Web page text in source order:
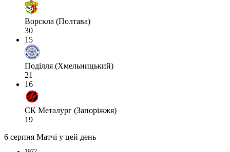
Ворскла (Полтава)
30
15
Поділля (Хмельницький)
21
16
СК Металург (Запоріжжя)
19
6 серпня Матчі у цей день